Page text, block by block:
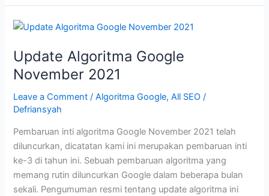
#1
Update
Algoritma
Google
November
2021
Update Algoritma Google
November 2021
Leave a Comment /Algoritma Google,All SEO /
Defriansyah
Pembaruan inti algoritma Google November 2021 telah
diluncurkan, dicatatan kami ini merupakan pembaruan inti
ke-3 di tahun ini. Sebuah pembaruan algoritma yang
memang rutin diluncurkan Google dalam beberapa bulan
sekali. Pengumuman resmi tentang update algoritma ini